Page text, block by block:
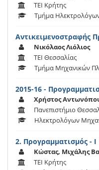
ΤΕΙ Κρήτης
Τμήμα
Αντικειμενοστραφής
Νικόλαος Λιόλιος
ΤΕΙ Θεσσαλίας
Τμήμα Μηχανικών
2015-16 -
Χρήστος
Πανεπιστήμιο
Ηλεκτρολόγων
2. Προγραμματισμός - Ι
Κώστας, Μιχάλης
ΤΕΙ Κρήτης